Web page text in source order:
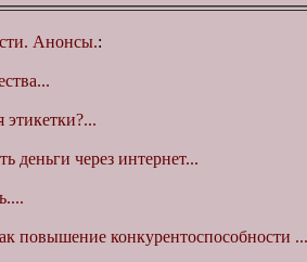
Анонсы.:
деньги через интернет...
повышение конкурентоспособности ...